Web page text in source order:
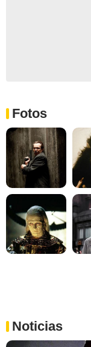
Fotos
Noticias